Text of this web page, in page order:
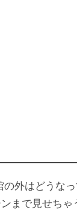
の外はどうな
まで見せち